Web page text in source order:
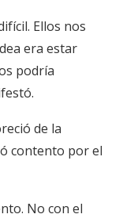
Ellos nos
era estar
podría
de la
contento por el
No con el